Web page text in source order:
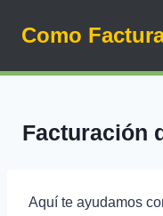
Como
Facturación
Aquí te ayudamos